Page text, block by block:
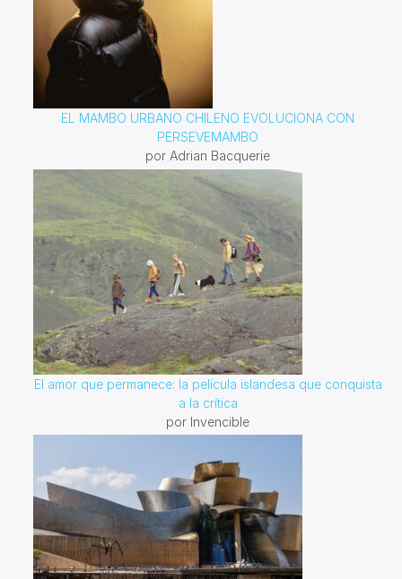
EL MAMBO URBANO CHILENO EVOLUCIONA CON
PERSEVEMAMBO
por Adrian Bacquerie
El amor que permanece: la película islandesa que conquista
a la crítica
por Invencible